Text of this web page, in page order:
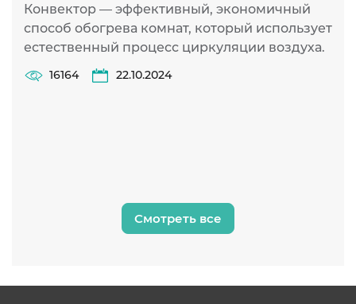
Конвектор — эффективный, экономичный
способ обогрева комнат, который использует
естественный процесс циркуляции воздуха.
16164 22.10.2024
Смотреть все